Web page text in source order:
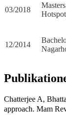
03/2018
12/2014
Chatterjee A,
approach. Mam